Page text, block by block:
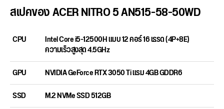
สเปคของ ACER NITRO 5 AN515-58-50WD
CPU Intel Core i5-12500H แบบ 12 คอร์ 16 เธรด (4P+8E)
ความเร็วสูงสุด 4.5GHz
GPU
NVIDIA GeForce RTX 3050 Ti แรม 4GB GDDR6
SSD
M.2 NVMe SSD 512GB